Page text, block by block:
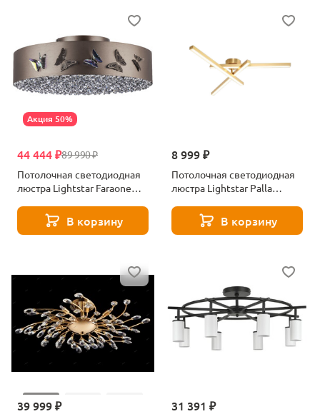
Акция 50%
89 990 ₽
44 444 ₽
Потолочная светодиодная
люстра Lightstar Faraone
В корзину
8 999 ₽
Потолочная светодиодная
люстра Lightstar Palla
В корзину
39 999 ₽ 31 391 ₽